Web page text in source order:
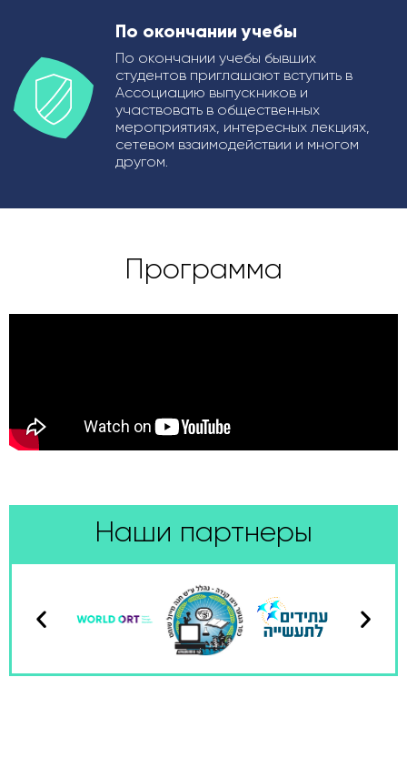
По окончании учебы
По окончании учебы бывших
студентов приглашают вступить в
Ассоциацию выпускников и
участвовать в общественных
мероприятиях, интересных лекциях,
сетевом взаимодействии и многом
другом.
Программа
Наши партнеры